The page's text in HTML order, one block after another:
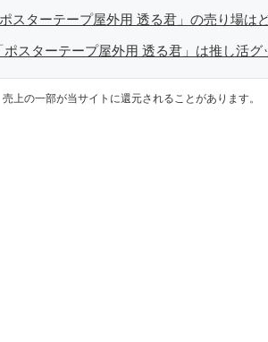
スターテープ屋外用 透る君」の売り場は
スターテープ屋外用 透る君」は推し活グ
上の一部が当サイトに還元されることがあります。